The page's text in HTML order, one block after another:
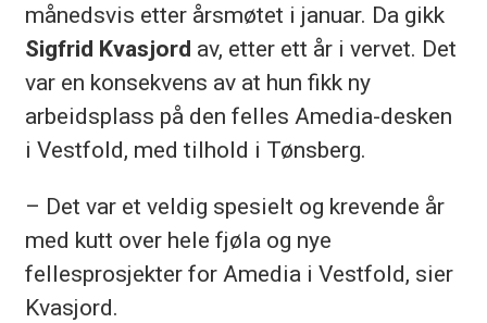
månedsvis etter årsmøtet i januar. Da gikk
Sigfrid Kvasjord av, etter ett år i vervet. Det
var en konsekvens av at hun fikk ny
arbeidsplass på den felles Amedia-desken
i Vestfold, med tilhold i Tønsberg.
– Det var et veldig spesielt og krevende år
med kutt over hele fjøla og nye
fellesprosjekter for Amedia i Vestfold, sier
Kvasjord.